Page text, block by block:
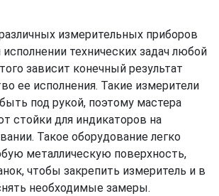
измерительных приборов
исполнении технических задач любой
зависит конечный результат
ее исполнения. Такие измерители
под рукой, поэтому мастера
стойки для индикаторов на
Такое оборудование легко
металлическую поверхность,
чтобы закрепить измеритель и в
необходимые замеры.